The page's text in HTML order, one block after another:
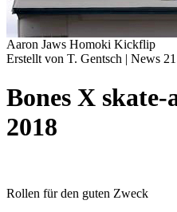
Aaron Jaws Homoki Kickflip
Erstellt von T. Gentsch | News
Bones X
2018
Rollen für den guten Zweck